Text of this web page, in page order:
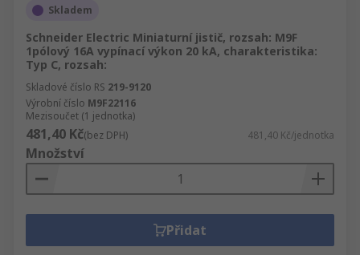
Skladem
Schneider Electric Miniaturní jistič, rozsah: M9F
1pólový 16A vypínací výkon 20 kA, charakteristika:
Typ C, rozsah:
Skladové číslo RS 219-9120
Výrobní číslo M9F22116
Mezisoučet (1 jednotka)
481,40 Kč(bez DPH) 481,40 Kč/jednotka
Množství
Přidat